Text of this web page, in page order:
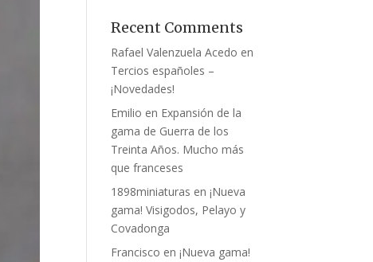
Recent Comments
Rafael Valenzuela Acedo en
Tercios españoles –
¡Novedades!
Emilio en Expansión de la
gama de Guerra de los
Treinta Años. Mucho más
que franceses
1898miniaturas en¡Nueva
gama! Visigodos, Pelayo y
Covadonga
Francisco en¡Nueva gama!